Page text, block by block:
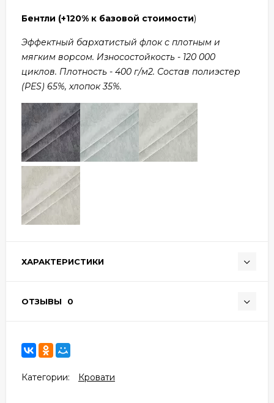
Бентли (+120% к базовой стоимости)
Эффектный бархатистый флок с плотным и
мягким ворсом. Износостойкость - 120 000
циклов. Плотность - 400 г/м2. Состав полиэстер
(PES) 65%, хлопок 35%.
ХАРАКТЕРИСТИКИ
ОТЗЫВЫ 0
Категории: Кровати